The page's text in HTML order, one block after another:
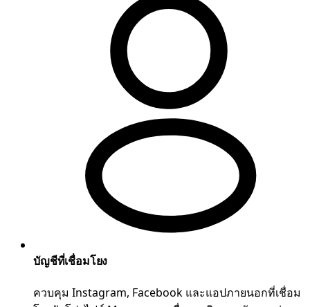
บัญชีที่เชื่อมโยง
ควบคุม Instagram, Facebook และแอปภายนอกที่เชื่อม